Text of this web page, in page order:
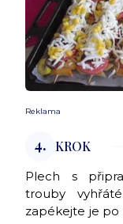
Reklama
4. KROK
Plech s
trouby
zapékejte je